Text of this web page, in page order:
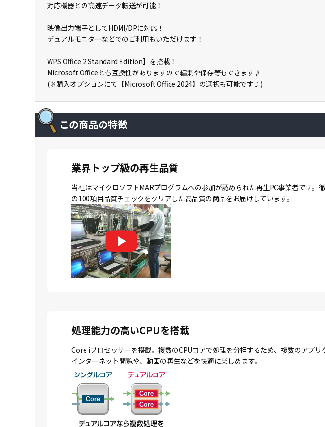
対応機器との高速データ転送が可能！
映像出力端子としてHDMI/DPに対応！
デュアルモニターなどでのご利用もいただけます！
WPS Office 2 Standard Edition】を搭載！
Microsoft Officeとも互換性がありますので編集や保存等もできます♪
(※購入オプションにて【Microsoft Office 2024】の選択も可能です♪)
この商品の特徴
業界トップ級の再生品質
当社はマイクロソフトMARプログラムへの参加が認められた再生PC事業者です
の100項目品質チェックをクリアした高品質の商品をお届けしています。
処理能力の高いCPUを搭載
Core iプロセッサーを搭載。複数のCPUコアで処理を分担するため、複数のアプ
インターネット閲覧や、動画の再生などを快適に楽しめます。